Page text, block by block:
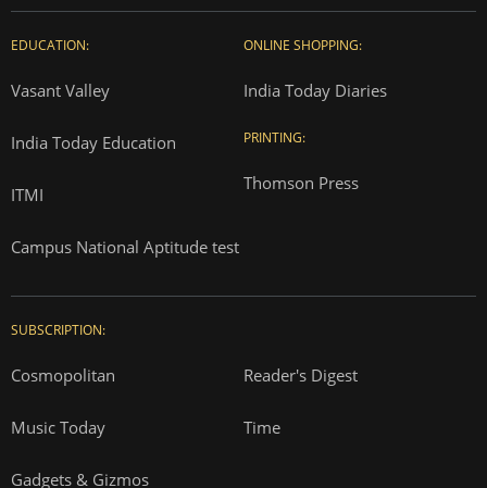
EDUCATION:
Vasant Valley
India Today Education
ITMI
Campus National Aptitude test
ONLINE SHOPPING:
India Today Diaries
PRINTING:
Thomson Press
SUBSCRIPTION:
Cosmopolitan Reader's Digest
Music Today Time
Gadgets & Gizmos